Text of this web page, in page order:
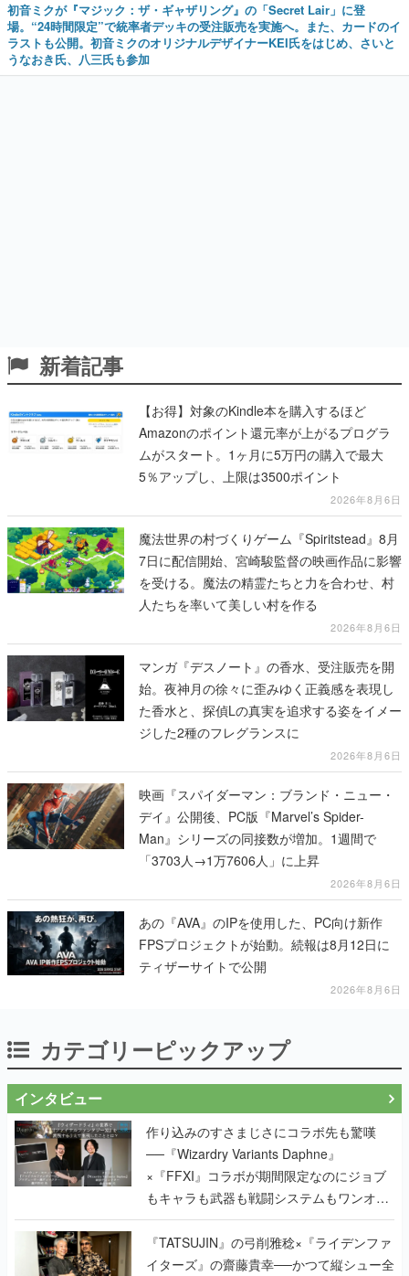
初音ミクが『マジック：ザ・ギャザリング』の「Secret Lair」に登
場。“24時間限定”で統率者デッキの受注販売を実施へ。また、カードのイ
ラストも公開。初音ミクのオリジナルデザイナーKEI氏をはじめ、さいと
うなおき氏、八三氏も参加
新着記事
【お得】対象のKindle本を購入するほど
Amazonのポイント還元率が上がるプログラ
ムがスタート。1ヶ月に5万円の購入で最大
5％アップし、上限は3500ポイント
2026年8月6日
魔法世界の村づくりゲーム『Spiritstead』8月
7日に配信開始、宮崎駿監督の映画作品に影響
を受ける。魔法の精霊たちと力を合わせ、村
人たちを率いて美しい村を作る
2026年8月6日
マンガ『デスノート』の香水、受注販売を開
始。夜神月の徐々に歪みゆく正義感を表現し
た香水と、探偵Lの真実を追求する姿をイメー
ジした2種のフレグランスに
2026年8月6日
映画『スパイダーマン：ブランド・ニュー・
デイ』公開後、PC版『Marvel’s Spider-
Man』シリーズの同接数が増加。1週間で
「3703人→1万7606人」に上昇
2026年8月6日
あの『AVA』のIPを使用した、PC向け新作
FPSプロジェクトが始動。続報は8月12日に
ティザーサイトで公開
2026年8月6日
カテゴリーピックアップ
インタビュー
作り込みのすさまじさにコラボ先も驚嘆
──『Wizardry Variants Daphne』
×『FFXI』コラボが期間限定なのにジョブ
もキャラも武器も戦闘システムもワンオフ
で作り込まれた理由を両ディレクターに聞
く
『TATSUJIN』の弓削雅稔×『ライデンファ
イターズ』の齋藤貴幸──かつて縦シュー全